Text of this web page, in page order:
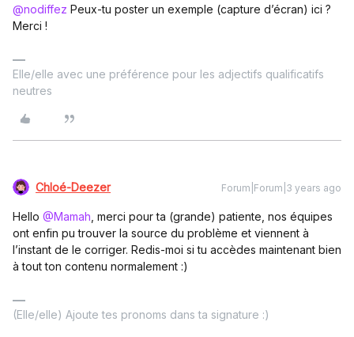
@nodiffez Peux-tu poster un exemple (capture d’écran) ici ?
Merci !
Elle/elle avec une préférence pour les adjectifs qualificatifs
neutres
Chloé-Deezer Forum|Forum|3 years ago
Hello @Mamah , merci pour ta (grande) patiente, nos équipes
ont enfin pu trouver la source du problème et viennent à
l’instant de le corriger. Redis-moi si tu accèdes maintenant bien
à tout ton contenu normalement :)
(Elle/elle) Ajoute tes pronoms dans ta signature :)